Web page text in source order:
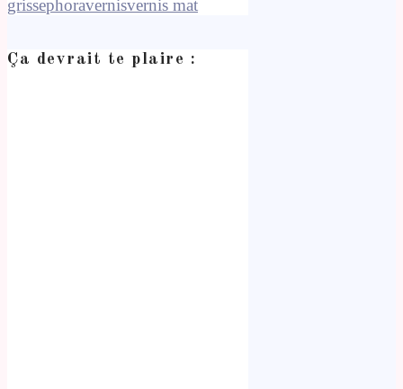
grissephoravernisvernis mat
Ça devrait te plaire :